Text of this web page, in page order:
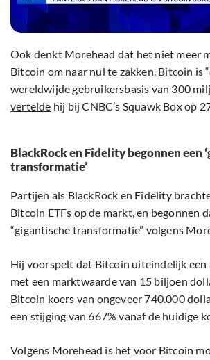
Ook denkt Morehead dat het niet meer
Bitcoin om naar nul te zakken. Bitcoin is
wereldwijde gebruikersbasis van 300
vertelde hij bij CNBC’s Squawk Box op
BlackRock en Fidelity begonnen een
transformatie’
Partijen als BlackRock en Fidelity
Bitcoin ETFs op de markt, en begonnen
“gigantische transformatie” volgens
Hij voorspelt dat Bitcoin uiteindelijk een
met een marktwaarde van 15 biljoen
Bitcoin koers van ongeveer 740.000
een stijging van 667% vanaf de huidige
Volgens Morehead is het voor Bitcoin